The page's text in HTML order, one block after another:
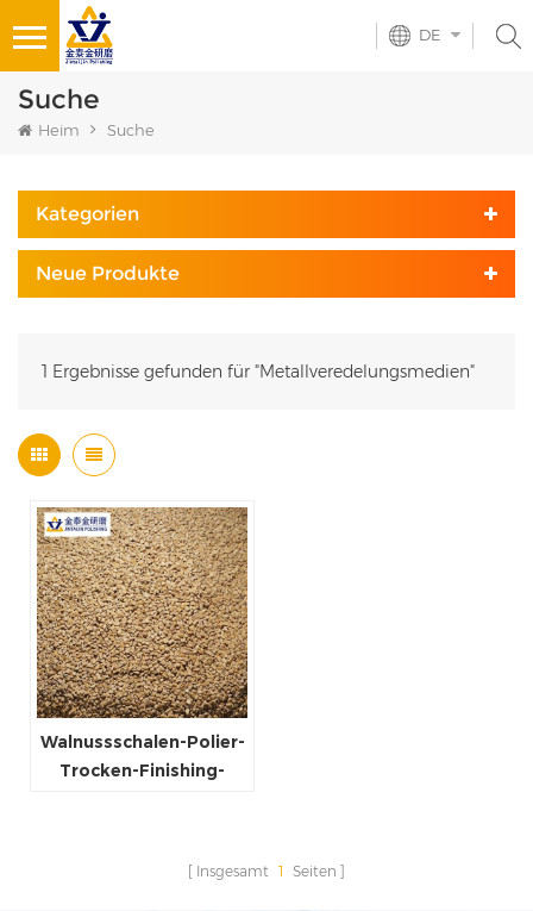
DE
Suche
Heim Suche
Kategorien
Neue Produkte
1 Ergebnisse gefunden für "Metallveredelungsmedien"
Walnussschalen-Polier-
Trocken-Finishing-
Insgesamt 1 Seiten